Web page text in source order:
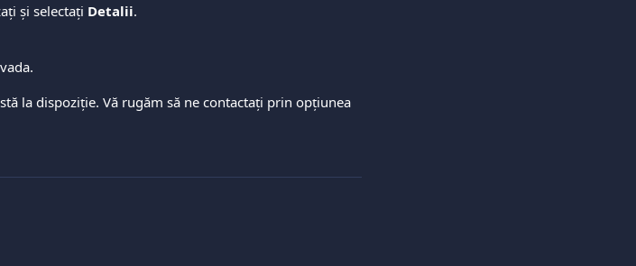
și selectați Detalii.
la dispoziție. Vă rugăm să ne contactați prin opțiunea